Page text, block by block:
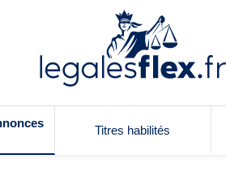
Titres habilités